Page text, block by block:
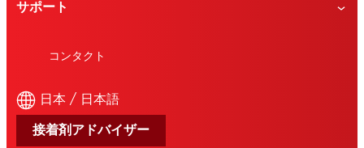
サポート
コンタクト
日本 / 日本語
接着剤アドバイザー